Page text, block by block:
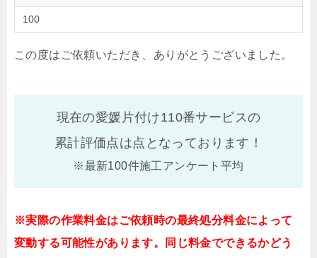
100
この度はご依頼いただき、ありがとうございました。
現在の愛媛片付け110番サービスの
累計評価点は点となっております！
※最新100件施工アンケート平均
※実際の作業料金はご依頼時の最終処分料金によって
変動する可能性があります。同じ料金でできるかどう